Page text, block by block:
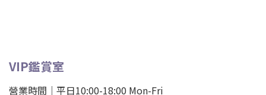
VIP鑑賞室
營業時間｜平日10:00-18:00 Mon-Fri